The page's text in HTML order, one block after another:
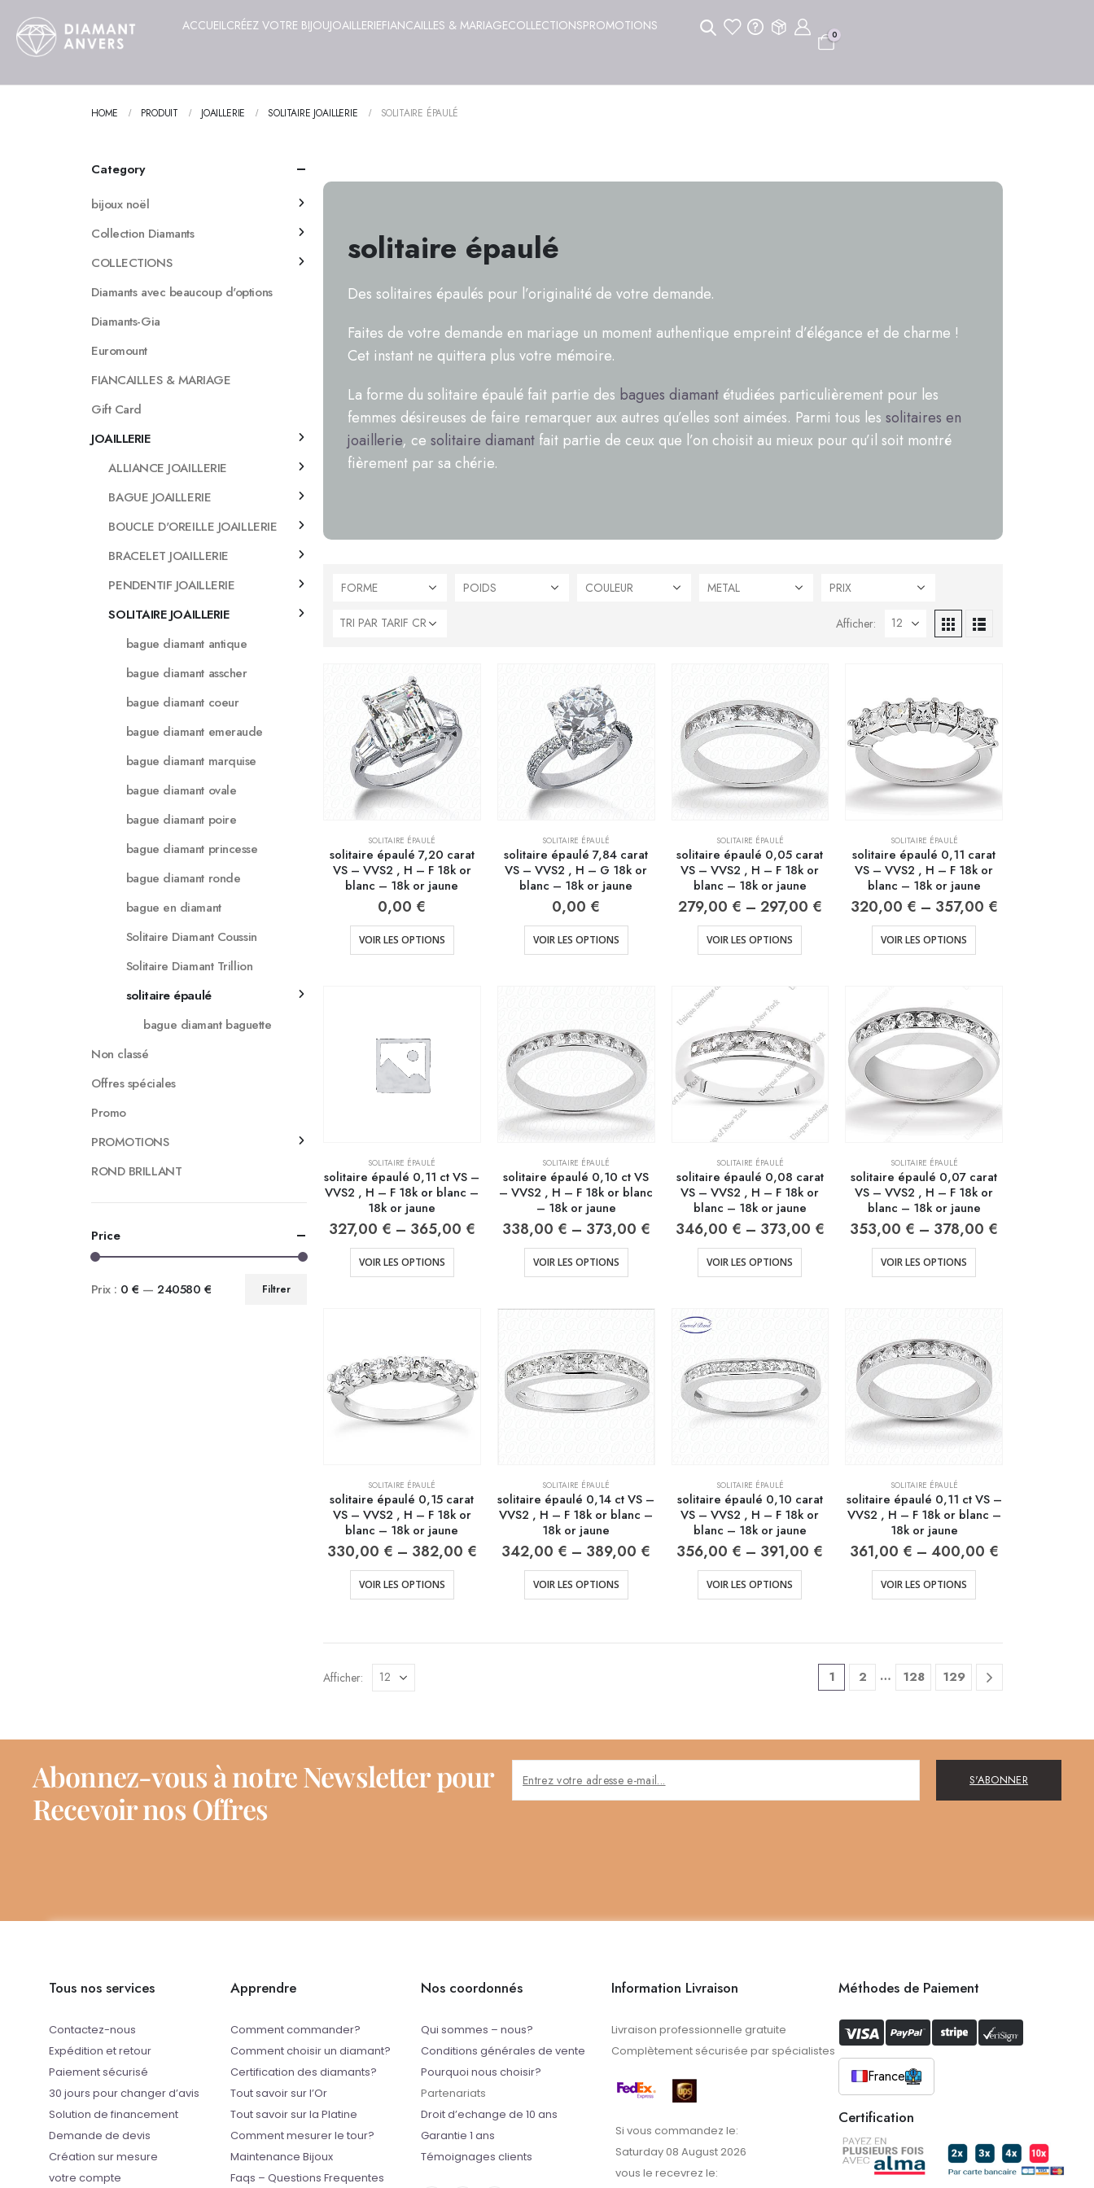
ACCUEILCRÉEZ VOTRE BIJOUJOAILLERIEFIANCAILLES & MARIAGECOLLECTIONSPROMOTIONS
0
HOME PRODUIT JOAILLERIE SOLITAIRE JOAILLERIE SOLITAIRE ÉPAULÉ
solitaire épaulé
Des solitaires épaulés pour l’originalité de votre demande.
Faites de votre demande en mariage un moment authentique empreint d’élégance et de charme !
Cet instant ne quittera plus votre mémoire.
La forme du solitaire épaulé fait partie des bagues diamant étudiées particulièrement pour les
femmes désireuses de faire remarquer aux autres qu’elles sont aimées. Parmi tous les solitaires en
joaillerie, ce solitaire diamant fait partie de ceux que l’on choisit au mieux pour qu’il soit montré
fièrement par sa chérie.
FORME POIDS COULEUR METAL PRIX
Afficher:
SOLITAIRE ÉPAULÉ
solitaire épaulé 7,20 carat
VS – VVS2 , H – F 18k or
blanc – 18k or jaune
0,00 €
VOIR LES OPTIONS
SOLITAIRE ÉPAULÉ
solitaire épaulé 7,84 carat
VS – VVS2 , H – G 18k or
blanc – 18k or jaune
0,00 €
VOIR LES OPTIONS
SOLITAIRE ÉPAULÉ
solitaire épaulé 0,05 carat
VS – VVS2 , H – F 18k or
blanc – 18k or jaune
279,00 € – 297,00 €
VOIR LES OPTIONS
SOLITAIRE ÉPAULÉ
solitaire épaulé 0,11 carat
VS – VVS2 , H – F 18k or
blanc – 18k or jaune
320,00 € – 357,00 €
VOIR LES OPTIONS
SOLITAIRE ÉPAULÉ
solitaire épaulé 0,11 ct VS –
VVS2 , H – F 18k or blanc –
18k or jaune
327,00 € – 365,00 €
VOIR LES OPTIONS
SOLITAIRE ÉPAULÉ
solitaire épaulé 0,10 ct VS
– VVS2 , H – F 18k or blanc
– 18k or jaune
338,00 € – 373,00 €
VOIR LES OPTIONS
SOLITAIRE ÉPAULÉ
solitaire épaulé 0,08 carat
VS – VVS2 , H – F 18k or
blanc – 18k or jaune
346,00 € – 373,00 €
VOIR LES OPTIONS
SOLITAIRE ÉPAULÉ
solitaire épaulé 0,07 carat
VS – VVS2 , H – F 18k or
blanc – 18k or jaune
353,00 € – 378,00 €
VOIR LES OPTIONS
SOLITAIRE ÉPAULÉ
solitaire épaulé 0,15 carat
VS – VVS2 , H – F 18k or
blanc – 18k or jaune
330,00 € – 382,00 €
VOIR LES OPTIONS
SOLITAIRE ÉPAULÉ
solitaire épaulé 0,14 ct VS –
VVS2 , H – F 18k or blanc –
18k or jaune
342,00 € – 389,00 €
VOIR LES OPTIONS
SOLITAIRE ÉPAULÉ
solitaire épaulé 0,10 carat
VS – VVS2 , H – F 18k or
blanc – 18k or jaune
356,00 € – 391,00 €
VOIR LES OPTIONS
SOLITAIRE ÉPAULÉ
solitaire épaulé 0,11 ct VS –
VVS2 , H – F 18k or blanc –
18k or jaune
361,00 € – 400,00 €
VOIR LES OPTIONS
Afficher: 1 2 … 128 129
Category
bijoux noël
Collection Diamants
COLLECTIONS
Diamants avec beaucoup d'options
Diamants-Gia
Euromount
FIANCAILLES & MARIAGE
Gift Card
JOAILLERIE
ALLIANCE JOAILLERIE
BAGUE JOAILLERIE
BOUCLE D'OREILLE JOAILLERIE
BRACELET JOAILLERIE
PENDENTIF JOAILLERIE
SOLITAIRE JOAILLERIE
bague diamant antique
bague diamant asscher
bague diamant coeur
bague diamant emeraude
bague diamant marquise
bague diamant ovale
bague diamant poire
bague diamant princesse
bague diamant ronde
bague en diamant
Solitaire Diamant Coussin
Solitaire Diamant Trillion
solitaire épaulé
bague diamant baguette
Non classé
Offres spéciales
Promo
PROMOTIONS
ROND BRILLANT
Price
Filtrer
Prix : 0 € —240580 €
Abonnez-vous à notre Newsletter pour
Recevoir nos Offres
S'ABONNER
Tous nos services
Contactez-nous
Expédition et retour
Paiement sécurisé
30 jours pour changer d’avis
Solution de financement
Demande de devis
Création sur mesure
votre compte
Apprendre
Comment commander?
Comment choisir un diamant?
Certification des diamants?
Tout savoir sur l’Or
Tout savoir sur la Platine
Comment mesurer le tour?
Maintenance Bijoux
Faqs – Questions Frequentes
Nos coordonnés
Qui sommes – nous?
Conditions générales de vente
Pourquoi nous choisir?
Partenariats
Droit d’echange de 10 ans
Garantie 1 ans
Témoignages clients
Information Livraison
Livraison professionnelle gratuite
Complètement sécurisée par spécialistes
Si vous commandez le:
Saturday 08 August 2026
vous le recevrez le:
Méthodes de Paiement
France
Certification